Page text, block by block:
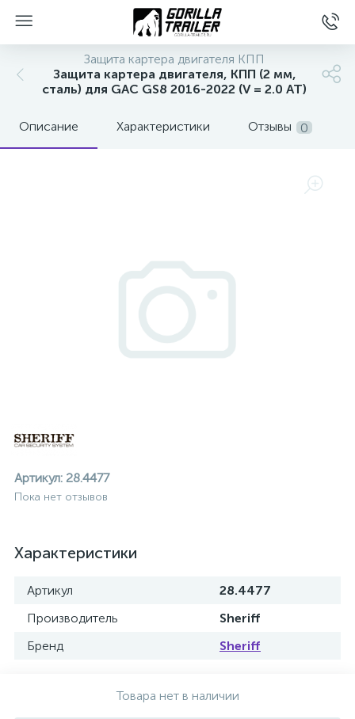
Защита картера двигателя КПП
Защита картера двигателя, КПП (2 мм,
сталь) для GAC GS8 2016-2022 (V = 2.0 AT)
Описание Характеристики Отзывы 0
Артикул: 28.4477
Пока нет отзывов
Характеристики
Артикул
28.4477
Производитель
Sheriff
Бренд
Sheriff
Товара нет в наличии